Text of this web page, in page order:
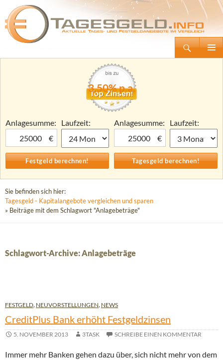
Tagesgeld.info – Tagesgeldkonten vergleichen und Tagesgeld-Zinsen berechnen
Zum
3,50% p.a.
Anlagesumme:
€
Laufzeit:
Anlagesumme:
€
Laufzeit:
Sie befinden sich hier:
Tagesgeld - Kapitalangebote vergleichen und sparen
» Beiträge mit dem Schlagwort "Anlagebeträge"
Schlagwort-Archive: Anlagebeträge
FESTGELD, NEUVORSTELLUNGEN, NEWS
CreditPlus Bank erhöht Festgeldzinsen
5. NOVEMBER 2013 3TASK SCHREIBE EINEN KOMMENTAR
Immer mehr Banken gehen dazu über, sich nicht mehr von dem